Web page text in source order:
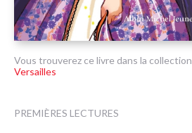
Vous trouverez ce livre dans la collection
Versailles
PREMIÈRES LECTURES